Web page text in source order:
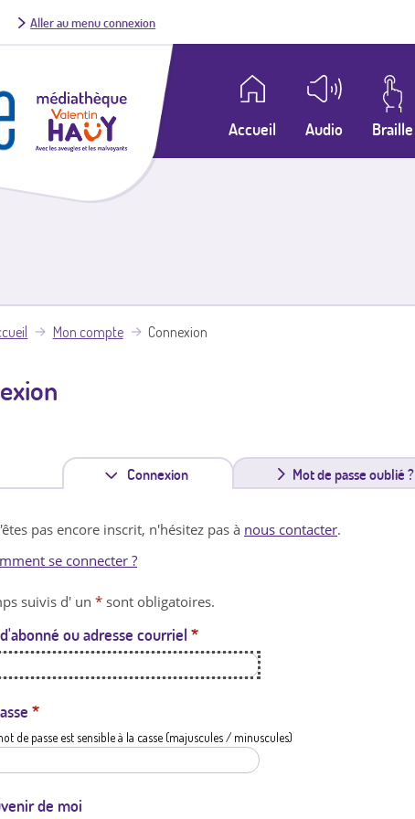
Aller au menu connexion
Accueil Audio Braille
Mon compte Connexion
Connexion
n
l
e
Mot de passe oublié ?
pas encore inscrit, n'hésitez pas à nous contacter.
se connecter ?
suivis d' un * sont obligatoires.
ou adresse courriel *
*
de passe est sensible à la casse (majuscules / minuscules)
de moi